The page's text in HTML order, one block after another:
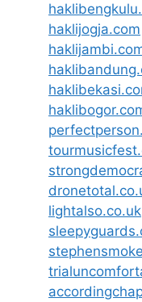
haklijogja.com
lightalso.co.uk